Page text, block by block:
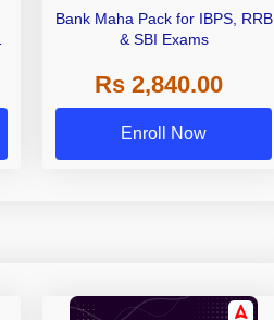
Bank Maha Pack for IBPS, RRB
& SBI Exams
Rs 2,840.00
Enroll Now